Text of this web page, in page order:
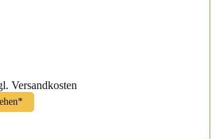
Versandkosten